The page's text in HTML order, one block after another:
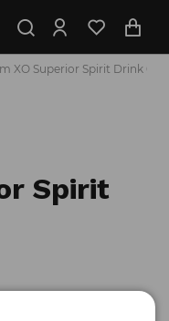
XO Superior Spirit Drink 0,7l
Spirit